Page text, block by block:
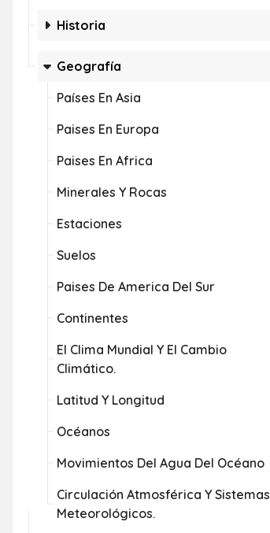
Historia
Geografía
Países En Asia
Paises En Europa
Paises En Africa
Minerales Y Rocas
Estaciones
Suelos
Paises De America Del Sur
Continentes
El Clima Mundial Y El Cambio
Climático.
Latitud Y Longitud
Océanos
Movimientos Del Agua Del Océano
Circulación Atmosférica Y Sistemas
Meteorológicos.